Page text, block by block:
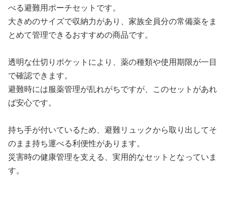
べる避難用ポーチセットです。
大きめのサイズで収納力があり、家族全員分の常備薬をま
とめて管理できるおすすめの商品です。
透明な仕切りポケットにより、薬の種類や使用期限が一目
で確認できます。
避難時には服薬管理が乱れがちですが、このセットがあれ
ば安心です。
持ち手が付いているため、避難リュックから取り出してそ
のまま持ち運べる利便性があります。
災害時の健康管理を支える、実用的なセットとなっていま
す。